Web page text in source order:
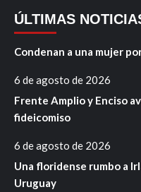
ÚLTIMAS
Condenan a una mujer
6 de agosto de 2026
Frente Amplio y Enciso
fideicomiso
6 de agosto de 2026
Una floridense rumbo a
Uruguay